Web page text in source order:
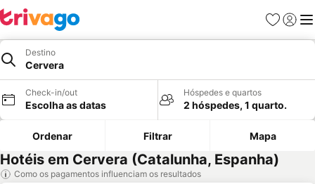
Favoritos
Iniciar
Destino
Cervera
Check-in/out
Escolha as datas
Hóspedes e quartos
2 hóspedes, 1 quarto.
Ordenar Filtrar Mapa
Hotéis em Cervera (Catalunha, Espanha)
Como os pagamentos influenciam os resultados